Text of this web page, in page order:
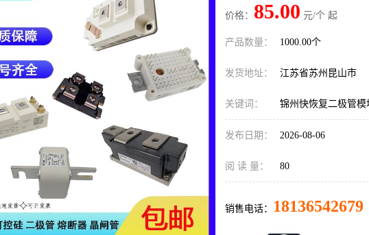
价格： 85.00 元/个 起
产品数量： 1000.00个
发货地址： 江苏省苏州昆山市
关键词： 锦州快恢复二极管模
发布日期： 2026-08-06
阅 读 量： 80
销售电话： 18136542679